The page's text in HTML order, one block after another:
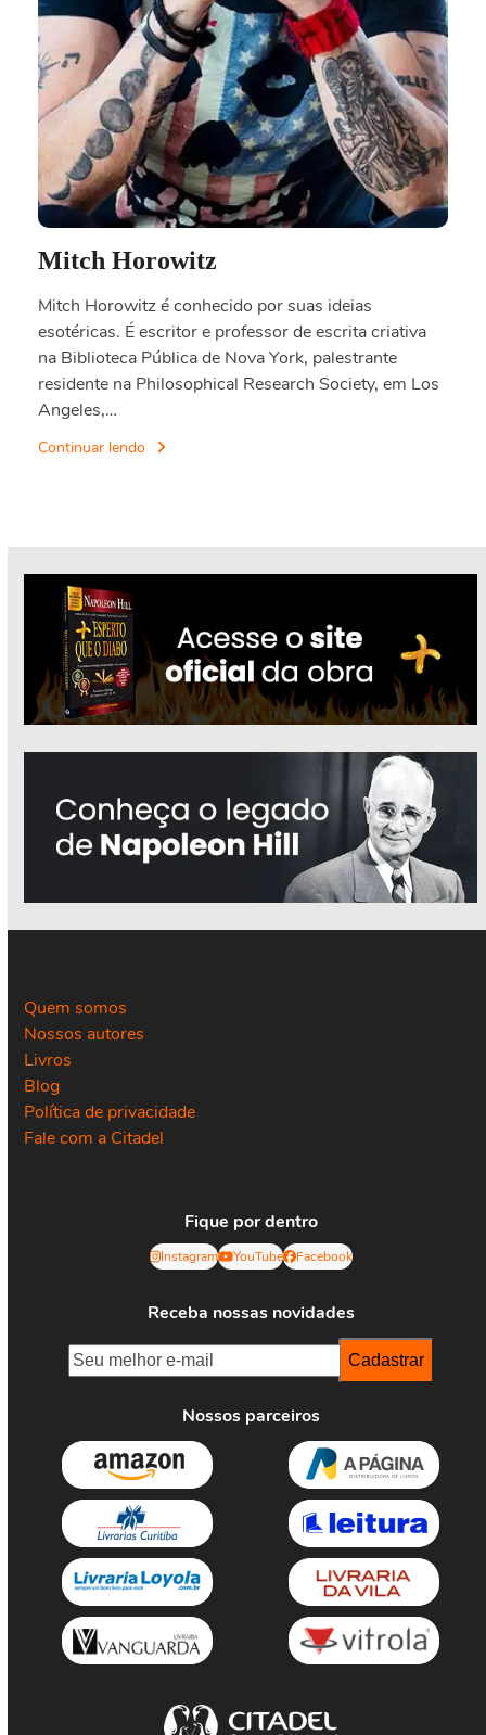
Mitch Horowitz
Mitch Horowitz é conhecido por suas ideias
esotéricas. É escritor e professor de escrita criativa
na Biblioteca Pública de Nova York, palestrante
residente na Philosophical Research Society, em Los
Angeles,…
Continuar lendo
Quem somos
Nossos autores
Livros
Blog
Política de privacidade
Fale com a Citadel
Fique por dentro
Instagram YouTube Facebook
Receba nossas novidades
Nossos parceiros